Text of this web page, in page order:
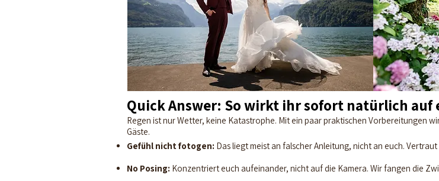
Quick Answer: So wirkt ihr sofort natürlich auf
Regen ist nur Wetter, keine Katastrophe. Mit ein paar praktischen Vorbereitungen
Gäste.
Gefühl nicht fotogen: Das liegt meist an falscher Anleitung, nicht an euch.
No Posing: Konzentriert euch aufeinander, nicht auf die Kamera. Wir fangen die